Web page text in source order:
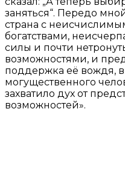
заняться“. Передо
страна с
богатствами,
силы и почти
возможностями, и
поддержка её вождя,
могущественного
захватило дух от
возможностей».